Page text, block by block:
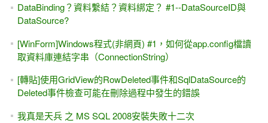
DataBinding？資料繫結？資料綁定？ #1--DataSourceID與
DataSource?
[WinForm]Windows程式(非網頁) #1，如何從app.config檔讀
取資料庫連結字串（ConnectionString）
[轉貼]使用GridView的RowDeleted事件和SqlDataSource的
Deleted事件檢查可能在刪除過程中發生的錯誤
我真是天兵 之 MS SQL 2008安裝失敗十二次